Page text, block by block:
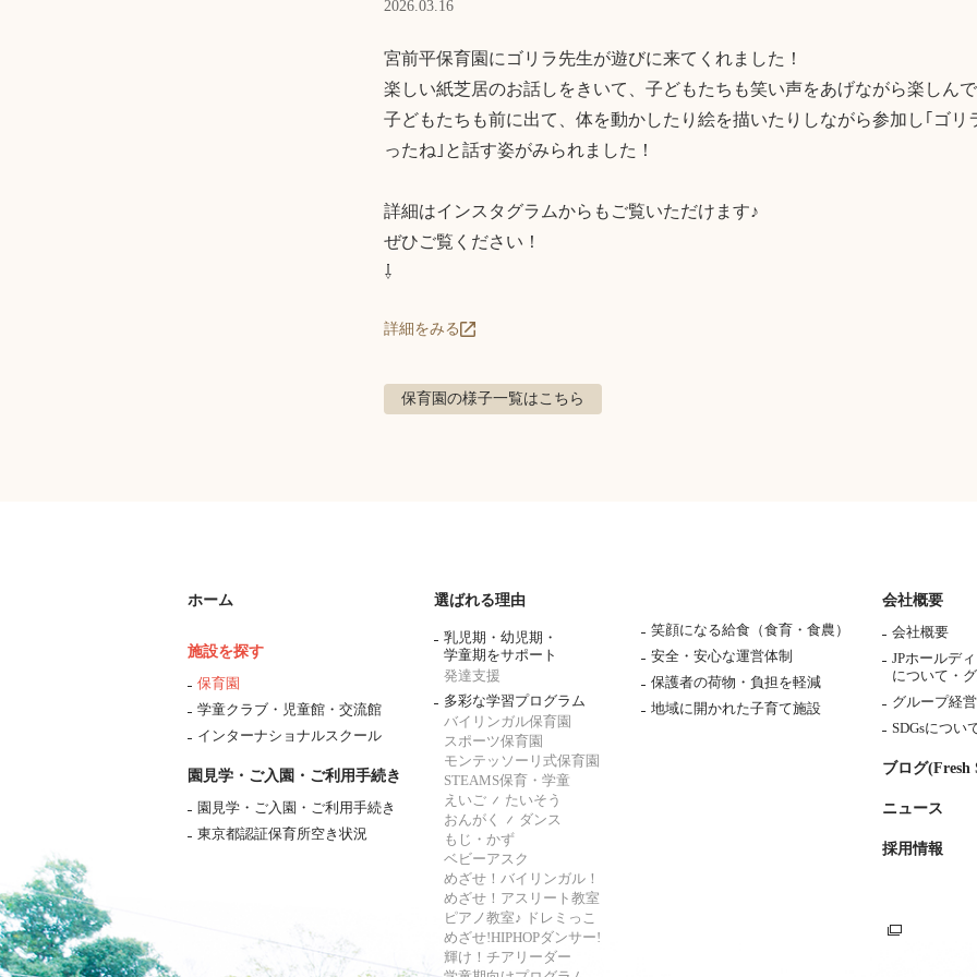
2026.03.16
宮前平保育園にゴリラ先生が遊びに来てくれました！
楽しい紙芝居のお話しをきいて、子どもたちも笑い声をあげながら楽しん
子どもたちも前に出て、体を動かしたり絵を描いたりしながら参加し｢ゴリ
ったね｣と話す姿がみられました！
詳細はインスタグラムからもご覧いただけます♪
ぜひご覧ください！
⇩
詳細をみる
保育園の様子一覧はこちら
ホーム
施設を探す
保育園
学童クラブ・児童館・交流館
インターナショナルスクール
園見学・ご入園・ご利用手続き
園見学・ご入園・ご利用手続き
東京都認証保育所空き状況
選ばれる理由
乳児期・幼児期・
学童期をサポート
発達支援
多彩な学習プログラム
バイリンガル保育園
スポーツ保育園
モンテッソーリ式保育園
STEAMS保育・学童
えいご
たいそう
おんがく
ダンス
もじ・かず
ベビーアスク
めざせ！バイリンガル！
めざせ！アスリート教室
ピアノ教室♪ ドレミっこ
めざせ!HIPHOPダンサー!
輝け！チアリーダー
笑顔になる給食（食育・食農）
安全・安心な運営体制
保護者の荷物・負担を軽減
地域に開かれた子育て施設
会社概要
会社概要
JPホールデ
について・
グループ経
SDGsについ
ブログ(Fresh
ニュース
採用情報